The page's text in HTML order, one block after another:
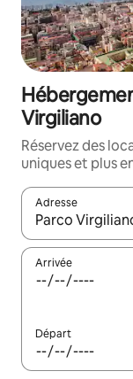
Virgiliano
Réservez des
uniques et plus
Adresse
Lorsque les
Arrivée
Départ